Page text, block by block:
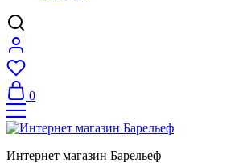
0
Интернет магазин Барельеф